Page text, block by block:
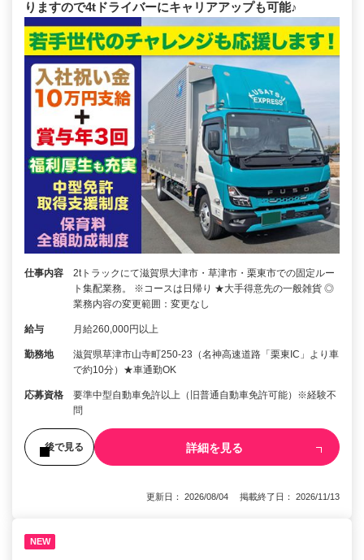
りますので4tドライバーにキャリアアップも可能♪
仕事内容
2tトラックにて滋賀県大津市・草津市・栗東市での固定ルー
ト集配業務。 ※コースは日帰り ★大手得意先の一般雑貨 ◎
業務内容の変更範囲：変更なし
給与 月給260,000円以上
勤務地
滋賀県草津市山寺町250-23（名神高速道路「栗東IC」より車
で約10分）★車通勤OK
応募資格
要準中型自動車免許以上（旧普通自動車免許可能）※経験不
問
後で見る 詳細を見る
更新日： 2026/08/04 掲載終了日： 2026/11/13
NEW